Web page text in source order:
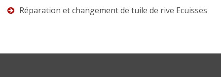
Réparation et changement de tuile de rive Ecuisses